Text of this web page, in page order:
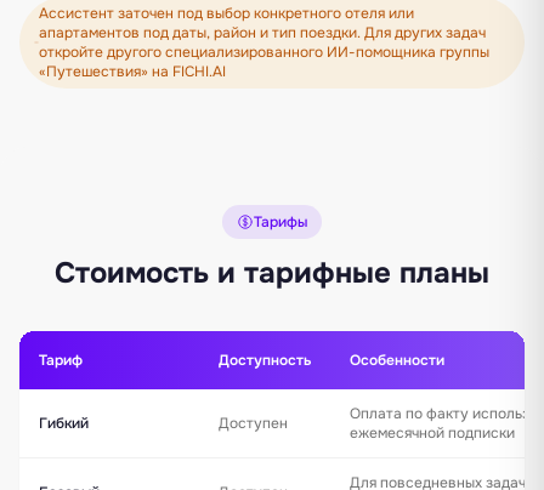
Ассистент заточен под выбор конкретного отеля или
апартаментов под даты, район и тип поездки. Для других задач
откройте другого специализированного ИИ-помощника группы
«Путешествия» на FICHI.AI
Тарифы
Стоимость и тарифные планы
Тариф Доступность Особенности
Гибкий Доступен
Оплата по факту
ежемесячной подписки
Для повседневных задач и